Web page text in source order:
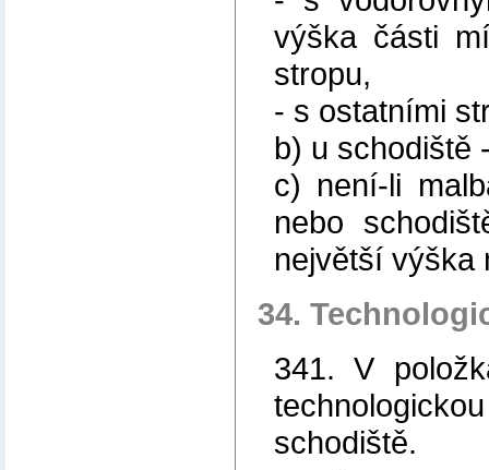
výška části
stropu,
- s ostatními
b) u schodiště
c) není-li
nebo
největší výška
34.
341. V
schodiště.